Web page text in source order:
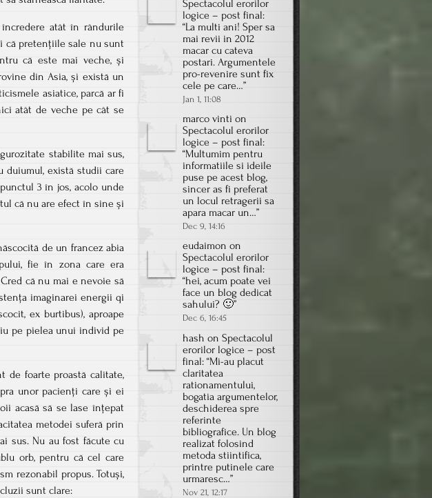
atât în rândurile
că pretențiile sale nu sunt
că este mai veche, și
din Asia, și există un
asiatice, parcă ar fi
atât de veche pe cât se
stabilite mai sus,
duiumul, există studii care
3 în jos, acolo unde
că nu are efect în sine și
de un francez abia
fie în zona care era
că nu mai e nevoie să
imaginarei energii qi
ex burtibus), aproape
pe pielea unui individ pe
de foarte proastă calitate,
unor pacienți care și ei
acasă să se lase înțepat
metodei suferă prin
sus. Nu au fost făcute cu
orb, pentru că cel care
rezonabil propus. Totuși,
sunt clare:
Spectacolul erorilor
logice – post final:
“La multi ani! Sper sa
mai revii in 2012
macar cu cateva
postari. Argumentele
pro-revenire sunt fix
cele pe care…”
Jan 1, 11:08
marco vinti on
Spectacolul erorilor
logice – post final:
“Multumim pentru
informatiile si ideile
puse pe acest blog,
sincer as fi preferat
un locul retragerii sa
apara macar un…”
Dec 9, 14:16
eudaimon on
Spectacolul erorilor
logice – post final:
“hei, acum poate vei
face un blog dedicat
sahului? 🙂”
Dec 6, 16:45
hash on Spectacolul
erorilor logice – post
final: “Mi-au placut
claritatea
rationamentului,
bogatia argumentelor,
deschiderea spre
referinte
bibliografice. Un blog
realizat folosind
metoda stiintifica,
printre putinele care
urmaresc…”
Nov 21, 12:17